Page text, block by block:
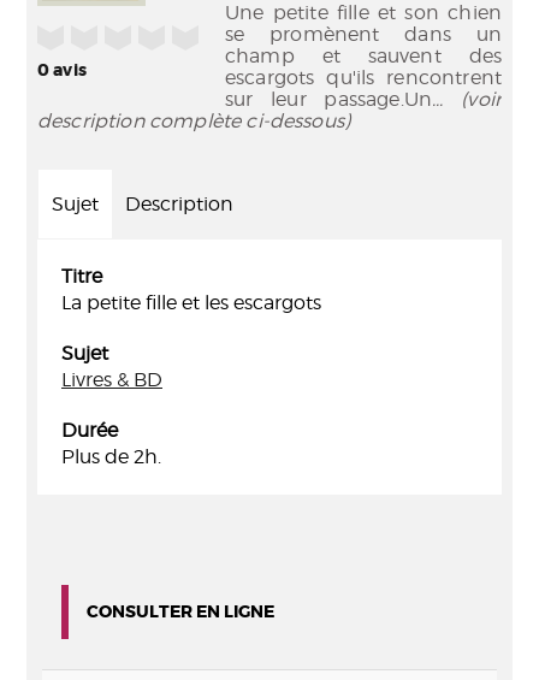
0avis
Une petite fille et son chien
se promènent dans un
champ et sauvent des
escargots qu'ils rencontrent
sur leur passage.Un... (voir
description complète ci-dessous)
Sujet Description
Titre
La petite fille et les escargots
Sujet
Livres & BD
Durée
Plus de 2h.
CONSULTER EN LIGNE